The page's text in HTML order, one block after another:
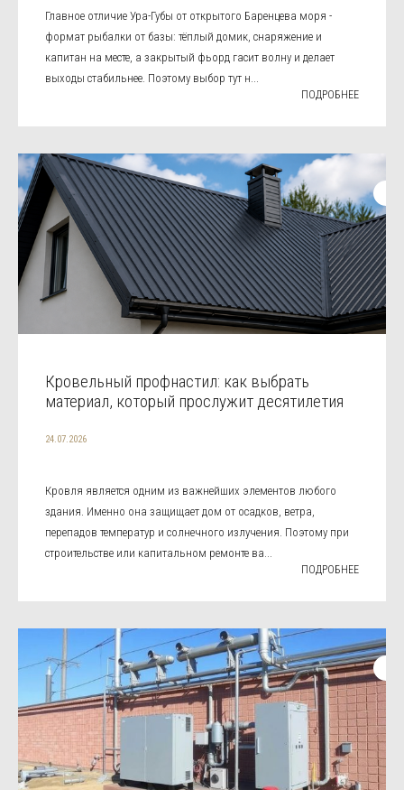
Главное отличие Ура-Губы от открытого Баренцева моря -
формат рыбалки от базы: тёплый домик, снаряжение и
капитан на месте, а закрытый фьорд гасит волну и делает
выходы стабильнее. Поэтому выбор тут н...
ПОДРОБНЕЕ
Кровельный профнастил: как выбрать
материал, который прослужит десятилетия
24.07.2026
Кровля является одним из важнейших элементов любого
здания. Именно она защищает дом от осадков, ветра,
перепадов температур и солнечного излучения. Поэтому при
строительстве или капитальном ремонте ва...
ПОДРОБНЕЕ